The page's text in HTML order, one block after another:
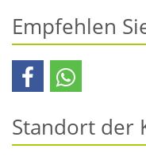
Empfehlen
Standort der